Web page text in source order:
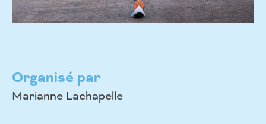
Organisé par
Marianne Lachapelle